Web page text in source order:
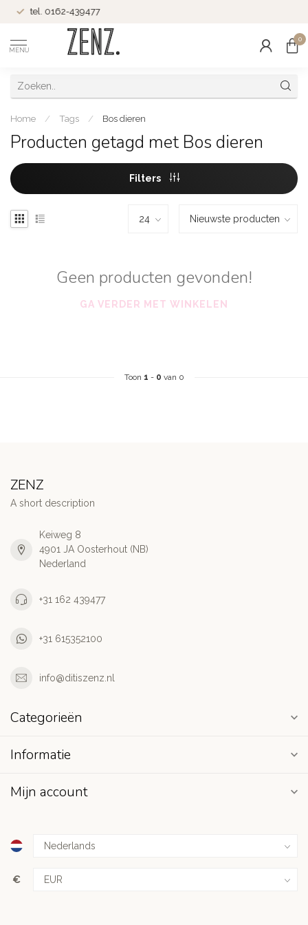
tel. 0162-439477
MENU
0
Home / Tags / Bos dieren
Producten getagd met Bos dieren
Filters
Geen producten gevonden!
GA VERDER MET WINKELEN
Toon 1 - 0 van 0
ZENZ
A short description
Keiweg 8
4901 JA Oosterhout (NB)
Nederland
+31 162 439477
+31 615352100
info@ditiszenz.nl
Categorieën
Informatie
Mijn account
€